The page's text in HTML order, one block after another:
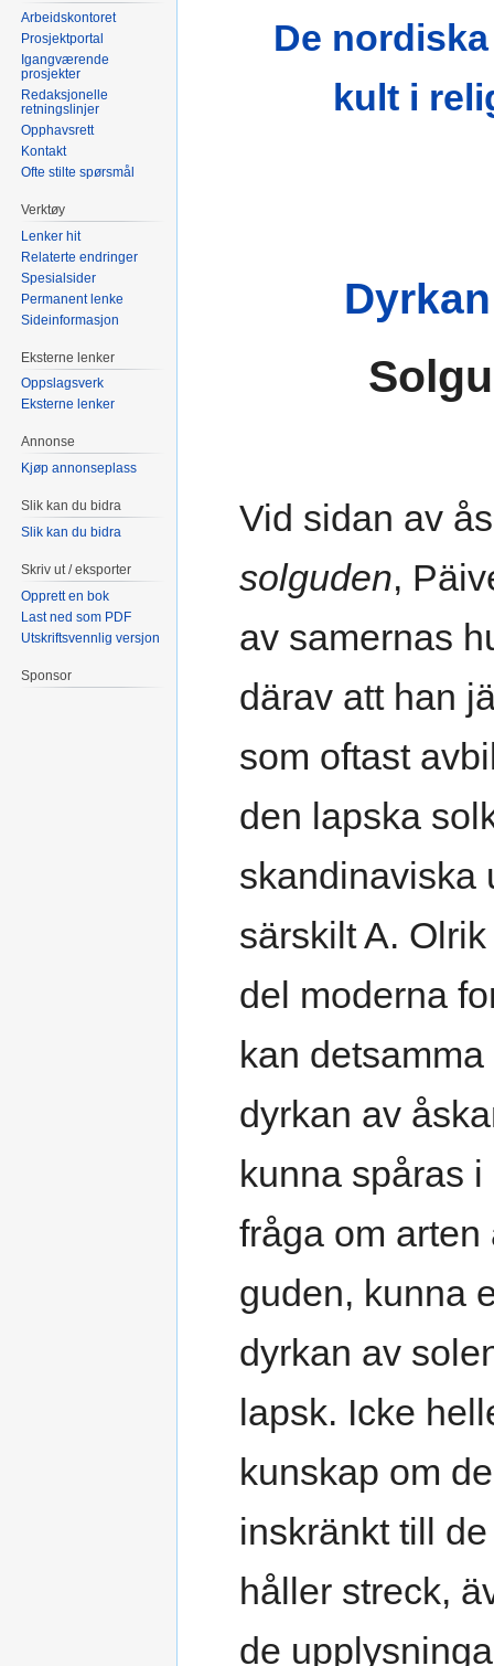
De
kult i
Vid sidan av
solguden,
av samernas
därav att han
som oftast
den lapska
skandinaviska
särskilt A.
del moderna
kan
dyrkan av
kunna spåras
fråga om arten
guden, kunna
dyrkan av
lapsk. Icke
kunskap om
inskränkt till
håller streck,
de
Arbeidskontoret
Prosjektportal
Igangværende
prosjekter
Redaksjonelle
retningslinjer
Opphavsrett
Kontakt
Ofte stilte spørsmål
Verktøy
Lenker hit
Relaterte endringer
Spesialsider
Permanent lenke
Sideinformasjon
Eksterne lenker
Oppslagsverk
Eksterne lenker
Annonse
Kjøp annonseplass
Slik kan du bidra
Slik kan du bidra
Skriv ut / eksporter
Opprett en bok
Last ned som PDF
Utskriftsvennlig versjon
Sponsor